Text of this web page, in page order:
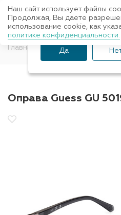
Главная Оправы для очков
Оправа Guess GU
Ваш город Санкт-
Петербург?
Да
Наш сайт использует файлы
Продолжая, Вы даете
использование cookie, как
политике конфиденциальности.